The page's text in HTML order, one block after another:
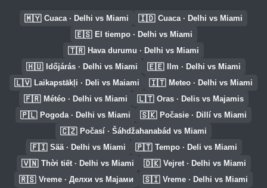
🇲🇾 Cuaca · Delhi vs Miami 🇮🇩 Cuaca · Delhi vs Miami
🇪🇸 El tiempo · Delhi vs Miami
🇹🇷 Hava durumu · Delhi vs Miami
🇭🇺 Időjárás · Delhi vs Miami 🇪🇪 Ilm · Delhi vs Miami
🇱🇻 Laikapstākļi · Deli vs Maiami 🇮🇹 Meteo · Delhi vs Miami
🇫🇷 Météo · Delhi vs Miami 🇱🇹 Oras · Delis vs Majamis
🇵🇱 Pogoda · Delhi vs Miami 🇸🇰 Počasie · Dillí vs Miami
🇨🇿 Počasí · Šáhdžahanabád vs Miami
🇫🇮 Sää · Delhi vs Miami 🇵🇹 Tempo · Deli vs Miami
🇻🇳 Thời tiết · Delhi vs Miami 🇩🇰 Vejret · Delhi vs Miami
🇷🇸 Vreme · Делхи vs Мајами 🇸🇮 Vreme · Delhi vs Miami